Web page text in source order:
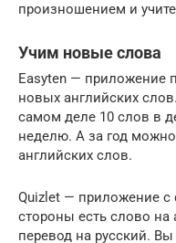
произношением и
Учим новые слова
Easyten — приложение
новых английских
самом деле 10 слов в
неделю. А за год
английских слов.
Quizlet — приложение с
стороны есть слово на
перевод на русский.